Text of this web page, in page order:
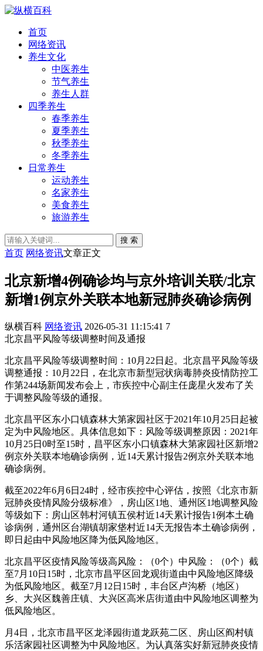
首页
网络资讯
养生文化
中医养生
节气养生
养生人群
四季养生
春季养生
夏季养生
秋季养生
冬季养生
日常养生
运动养生
名家养生
美食养生
旅游养生
搜 索
首页 网络资讯文章正文
北京新增4例确诊均与京外培训关联/北京
新增1例京外关联本地新冠肺炎确诊病例
纵横百科 网络资讯 2026-05-31 11:15:41 7
北京昌平风险等级调整时间及通报
北京昌平风险等级调整时间：10月22日起。北京昌平风险等级
调整通报：10月22日，在北京市新型冠状病毒肺炎疫情防控工
作第244场新闻发布会上，市疾控中心副主任庞星火发布了关
于调整风险等级的通报。
北京昌平区东小口镇森林大第家园社区于2021年10月25日起被
定为中风险地区。具体信息如下：风险等级调整原因：2021年
10月25日0时至15时，昌平区东小口镇森林大第家园社区新增2
例京外关联本地确诊病例，近14天累计报告2例京外关联本地
确诊病例。
截至2022年6月6日24时，经市疾控中心评估，按照《北京市新
冠肺炎疫情风险分级标准》，房山区1地、通州区1地调整风险
等级如下：房山区韩村河镇五侯村近14天累计报告1例本土确
诊病例，通州区台湖镇胡家垡村近14天无报告本土确诊病例，
即日起由中风险地区降为低风险地区。
北京昌平区疫情风险等级高风险：（0个）中风险：（0个）截
至7月10日15时，北京市昌平区回龙观街道由中风险地区降级
为低风险地区。截至7月12日15时，丰台区卢沟桥（地区）
乡、大兴区魏善庄镇、大兴区高米店街道由中风险地区调整为
低风险地区。
月4日，北京市昌平区龙泽园街道龙跃苑二区、房山区阎村镇
乐活家园社区调整为中风险地区。为认真落实好新冠肺炎疫情